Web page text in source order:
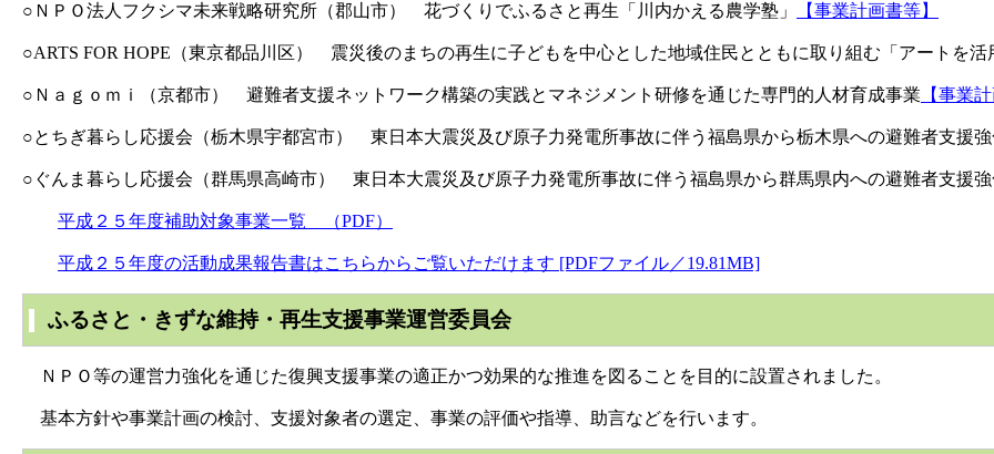
○ＮＰＯ法人フクシマ未来戦略研究所（郡山市） 花づくりでふるさと再生「川内かえる農学塾」 【事業計画書等】
○ARTS FOR HOPE（東京都品川区） 震災後のまちの再生に子どもを中心とした地域住民とともに取り組む「アートを活
○Ｎａｇｏｍｉ（京都市） 避難者支援ネットワーク構築の実践とマネジメント研修を通じた専門的人材育成事業 【事業
○とちぎ暮らし応援会（栃木県宇都宮市） 東日本大震災及び原子力発電所事故に伴う福島県から栃木県への避難者支援
○ぐんま暮らし応援会（群馬県高崎市） 東日本大震災及び原子力発電所事故に伴う福島県から群馬県内への避難者支援
平成２５年度補助対象事業一覧 （PDF）
平成２５年度の活動成果報告書はこちらからご覧いただけます [PDFファイル／19.81MB]
ふるさと・きずな維持・再生支援事業運営委員会
ＮＰＯ等の運営力強化を通じた復興支援事業の適正かつ効果的な推進を図ることを目的に設置されました。
基本方針や事業計画の検討、支援対象者の選定、事業の評価や指導、助言などを行います。